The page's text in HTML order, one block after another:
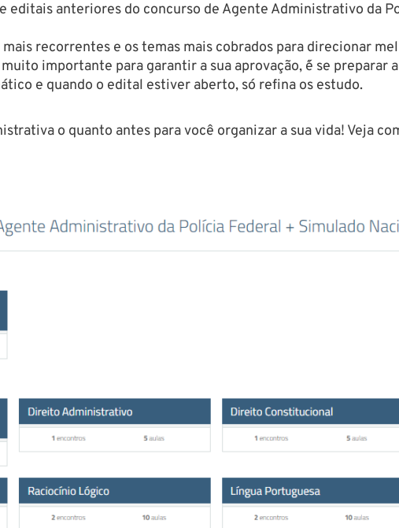
editais anteriores do concurso de Agente Administrativo da
recorrentes e os temas mais cobrados para direcionar
importante para garantir a sua aprovação, ´é se
e quando o edital estiver aberto, só refina os estudo.
o quanto antes para você organizar a sua vida! Veja